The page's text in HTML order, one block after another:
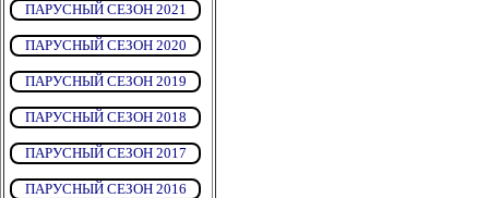
ПАРУСНЫЙ СЕЗОН 2021
ПАРУСНЫЙ СЕЗОН 2020
ПАРУСНЫЙ СЕЗОН 2019
ПАРУСНЫЙ СЕЗОН 2018
ПАРУСНЫЙ СЕЗОН 2017
ПАРУСНЫЙ СЕЗОН 2016